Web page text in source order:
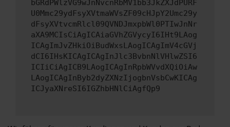
bGRdPWlzVG9wJnNvcnRbMV1bb3JkZXJdPURF
U0Mmc29ydFsyXVtmaWVsZF09cHJpY2Umc29y
dFsyXVtvcmRlcl09QVNDJmxpbWl0PTIwJnNr
aXA9MCIsCiAgICAiaGVhZGVycyI6IHt9LAog
ICAgImJvZHkiOiBudWxsLAogICAgImV4cGVj
dCI6IHsKICAgICAgInJlc3BvbnNlVHlwZSI6
ICIiCiAgICB9LAogICAgInRpbWVvdXQiOiAw
LAogICAgInByb2dyZXNzIjogbnVsbCwKICAg
ICJyaXNreSI6IGZhbHNlCiAgfQp9